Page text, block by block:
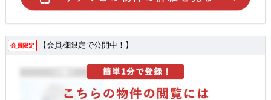
会員限定 【会員様限定で公開中！】